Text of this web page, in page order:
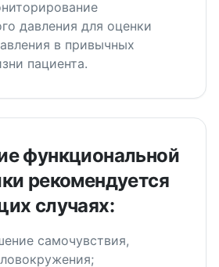
давления для оценки
в привычных
пациента.
функциональной
рекомендуется
случаях:
самочувствия,